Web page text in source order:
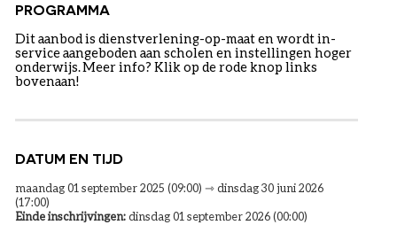
PROGRAMMA
Dit aanbod is dienstverlening-op-maat en wordt in-
service aangeboden aan scholen en instellingen hoger
onderwijs. Meer info? Klik op de rode knop links
bovenaan!
DATUM EN TIJD
maandag 01 september 2025 (09:00) ⇾ dinsdag 30 juni 2026
(17:00)
Einde inschrijvingen:dinsdag 01 september 2026 (00:00)